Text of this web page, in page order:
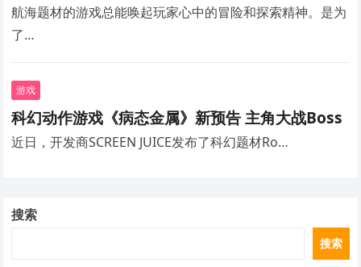
航海题材的游戏总能唤起玩家心中的冒险和探索精神。是为
了…
游戏
科幻动作游戏《病态金属》新预告 主角大战Boss
近日，开发商SCREEN JUICE发布了科幻题材Ro…
搜索
搜索